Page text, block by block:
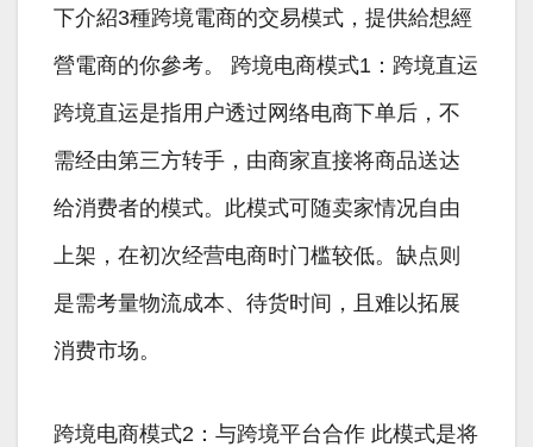
下介紹3種跨境電商的交易模式，提供給想經
營電商的你參考。 跨境电商模式1：跨境直运
跨境直运是指用户透过网络电商下单后，不
需经由第三方转手，由商家直接将商品送达
给消费者的模式。此模式可随卖家情况自由
上架，在初次经营电商时门槛较低。缺点则
是需考量物流成本、待货时间，且难以拓展
消费市场。
跨境电商模式2：与跨境平台合作 此模式是将